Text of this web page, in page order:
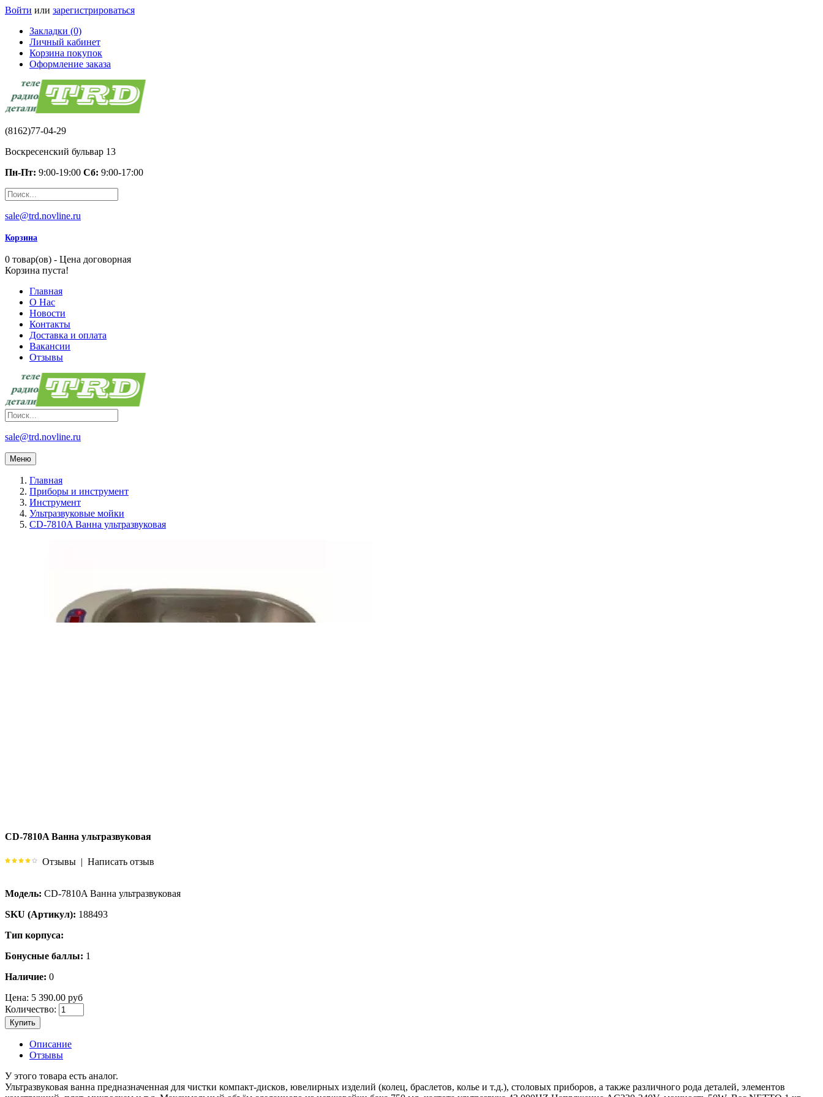
Войти или зарегистрироваться
Закладки (0)
Личный кабинет
Корзина покупок
Оформление заказа
(8162)77-04-29
Воскресенский бульвар 13
Пн-Пт: 9:00-19:00 Сб: 9:00-17:00
sale@trd.novline.ru
Корзина
0 товар(ов) - Цена договорная
Корзина пуста!
Главная
О Нас
Новости
Контакты
Доставка и оплата
Вакансии
Отзывы
sale@trd.novline.ru
Меню
Главная
Приборы и инструмент
Инструмент
Ультразвуковые мойки
CD-7810A Ванна ультразвуковая
CD-7810A Ванна ультразвуковая
Отзывы | Написать отзыв
Модель: CD-7810A Ванна ультразвуковая
SKU (Артикул): 188493
Тип корпуса:
Бонусные баллы: 1
Наличие: 0
Цена: 5 390.00 руб
Количество:
Купить
Описание
Отзывы
У этого товара есть аналог.
Ультразвуковая ванна предназначенная для чистки компакт-дисков, ювелирных изделий (колец, браслетов, колье и т.д.), столовых приборов, а также различного рода деталей, элементов